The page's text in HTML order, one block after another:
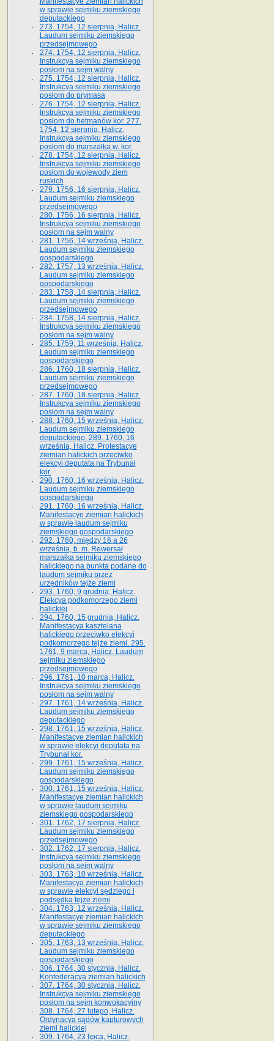
w sprawie sejmiku ziemskiego
deputackiego
273. 1754, 12 sierpnia, Halicz.
Laudum sejmiku ziemskiego
przedsejmowego
274. 1754, 12 sierpnia, Halicz.
Instrukcya sejmiku ziemskiego
posłom na sejm walny
275. 1754, 12 sierpnia, Halicz.
Instrukcya sejmiku ziemskiego
posłom do prymasa
276. 1754, 12 sierpnia, Halicz.
Instrukcya sejmiku ziemskiego
posłom do hetmanów kor. 277.
1754, 12 sierpnia, Halicz.
Instrukcya sejmiku ziemskiego
posłom do marszałka w. kor.
278. 1754, 12 sierpnia, Halicz.
Instrukcya sejmiku ziemskiego
posłom do wojewody ziem
ruskich
279. 1756, 16 sierpnia, Halicz.
Laudum sejmiku ziemskiego
przedsejmowego
280. 1756, 16 sierpnia, Halicz.
Instrukcya sejmiku ziemskiego
posłom na sejm walny
281. 1756, 14 września, Halicz.
Laudum sejmiku ziemskiego
gospodarskiego
282. 1757, 13 września, Halicz.
Laudum sejmiku ziemskiego
gospodarskiego
283. 1758, 14 sierpnia, Halicz.
Laudum sejmiku ziemskiego
przedsejmowego
284. 1758, 14 sierpnia, Halicz.
Instrukcya sejmiku ziemskiego
posłom na sejm walny
285. 1759, 11 września, Halicz.
Laudum sejmiku ziemskiego
gospodarskiego
286. 1760, 18 sierpnia, Halicz.
Laudum sejmiku ziemskiego
przedsejmowego
287. 1760, 18 sierpnia, Halicz.
Instrukcya sejmiku ziemskiego
posłom na sejm walny
288. 1760, 15 września, Halicz.
Laudum sejmiku ziemskiego
deputackiego. 289. 1760, 16
września, Halicz. Protestacye
ziemian halickich przeciwko
elekcyi deputata na Trybunał
kor.
290. 1760, 16 września, Halicz.
Laudum sejmiku ziemskiego
gospodarskiego
291. 1760, 16 września, Halicz.
Manifestacye ziemian halickich
w sprawie laudum sejmiku
ziemskiego gospodarskiego
292. 1760, między 16 a 26
września, b. m. Rewersał
marszałka sejmiku ziemskiego
halickiego na punkta podane do
laudum sejmiku przez
urzędników tejże ziemi
293. 1760, 9 grudnia, Halicz.
Elekcya podkomorzego ziemi
halickiej
294. 1760, 15 grudnia, Halicz.
Manifestacya kasztelana
halickiego przeciwko elekcyi
podkomorzego tejże ziemi. 295.
1761, 9 marca, Halicz. Laudum
sejmiku ziemskiego
przedsejmowego
296. 1761, 10 marca, Halicz.
Instrukcya sejmiku ziemskiego
posłom na sejm walny
297. 1761, 14 września, Halicz.
Laudum sejmiku ziemskiego
deputackiego
298. 1761, 15 września, Halicz.
Manifestacye ziemian halickich
w sprawie elekcyi deputata na
Trybunał kor.
299. 1761, 15 września, Halicz.
Laudum sejmiku ziemskiego
gospodarskiego
300. 1761, 15 września, Halicz.
Manifestacye ziemian halickich
w sprawie laudum sejmiku
ziemskiego gospodarskiego
301. 1762, 17 sierpnia, Halicz.
Laudum sejmiku ziemskiego
przedsejmowego
302. 1762, 17 sierpnia, Halicz.
Instrukcya sejmiku ziemskiego
posłom na sejm walny
303. 1763, 10 września, Halicz.
Manifestacya ziemian halickich
w sprawie elekcyi sędziego i
podsędka tejże ziemi
304. 1763, 12 września, Halicz.
Manifestacye ziemian halickich
w sprawie sejmiku ziemskiego
deputackiego
305. 1763, 13 września, Halicz.
Laudum sejmiku ziemskiego
gospodarskiego
306. 1764, 30 stycznia, Halicz.
Konfederacya ziemian halickich
307. 1764, 30 stycznia, Halicz.
Instrukcya sejmiku ziemskiego
posłom na sejm konwokacyjny
308. 1764, 27 lutego, Halicz.
Ordynacya sądów kapturowych
ziemi halickiej
309. 1764, 23 lipca, Halicz.